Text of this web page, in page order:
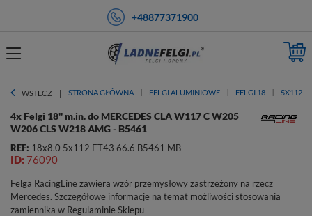
+48877371900
WSTECZ STRONA GŁÓWNA FELGI ALUMINIOWE FELGI 18 5X112
4x Felgi 18'' m.in. do MERCEDES CLA W117 C W205
W206 CLS W218 AMG - B5461
REF: 18x8.0 5x112 ET43 66.6 B5461 MB
ID: 76090
Felga RacingLine zawiera wzór przemysłowy zastrzeżony na rzecz
Mercedes. Szczegółowe informacje na temat możliwości stosowania
zamiennika w Regulaminie Sklepu